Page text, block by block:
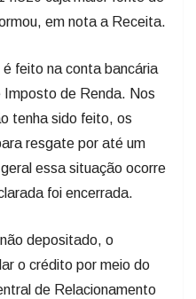
em nota a Receita.
feito na conta bancária
Imposto de Renda. Nos
tenha sido feito, os
resgate por até um
essa situação ocorre
foi encerrada.
depositado, o
o crédito por meio do
de Relacionamento